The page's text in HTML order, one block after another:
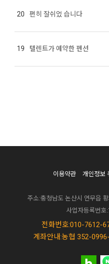
20 편히 잘쉬었 습니다
19 텔렌트가 예약한 펜션
이용약관 개인정보
주소:충청남도 논산시 연무읍
사업자등록번
전화번호:010-7612-
계좌안내:농협 352-